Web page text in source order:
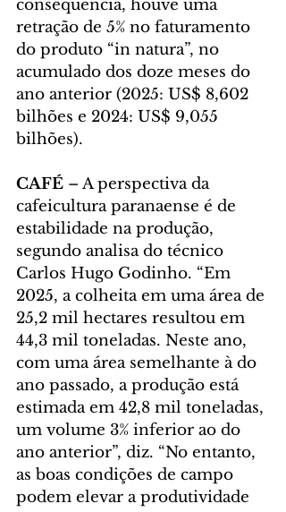
consequência, houve uma
retração de 5% no faturamento
do produto “in natura”, no
acumulado dos doze meses do
ano anterior (2025: US$ 8,602
bilhões e 2024: US$ 9,055
bilhões).
CAFÉ – A perspectiva da
cafeicultura paranaense é de
estabilidade na produção,
segundo analisa do técnico
Carlos Hugo Godinho. “Em
2025, a colheita em uma área de
25,2 mil hectares resultou em
44,3 mil toneladas. Neste ano,
com uma área semelhante à do
ano passado, a produção está
estimada em 42,8 mil toneladas,
um volume 3% inferior ao do
ano anterior”, diz. “No entanto,
as boas condições de campo
podem elevar a produtividade